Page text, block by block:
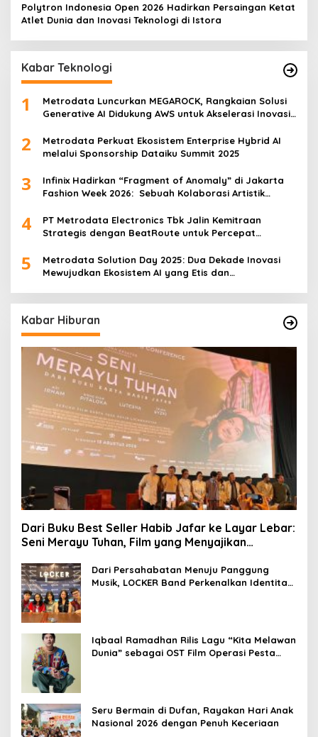
Polytron Indonesia Open 2026 Hadirkan Persaingan Ketat
Atlet Dunia dan Inovasi Teknologi di Istora
Kabar Teknologi
1
Metrodata Luncurkan MEGAROCK, Rangkaian Solusi
Generative AI Didukung AWS untuk Akselerasi Inovasi
2
Metrodata Perkuat Ekosistem Enterprise Hybrid AI
melalui Sponsorship Dataiku Summit 2025
3
Infinix Hadirkan “Fragment of Anomaly” di Jakarta
Fashion Week 2026: Sebuah Kolaborasi Artistik
Eksperimen Robotik ‘R.AT.S’ Lab
4
PT Metrodata Electronics Tbk Jalin Kemitraan
Strategis dengan BeatRoute untuk Percepat
5
Metrodata Solution Day 2025: Dua Dekade Inovasi
Mewujudkan Ekosistem AI yang Etis dan
Kabar Hiburan
Dari Buku Best Seller Habib Jafar ke Layar Lebar:
Seni Merayu Tuhan, Film yang Menyajikan
Dari Persahabatan Menuju Panggung
Musik, LOCKER Band Perkenalkan Identitas
Iqbaal Ramadhan Rilis Lagu “Kita Melawan
Dunia” sebagai OST Film Operasi Pesta
Seru Bermain di Dufan, Rayakan Hari Anak
Nasional 2026 dengan Penuh Keceriaan